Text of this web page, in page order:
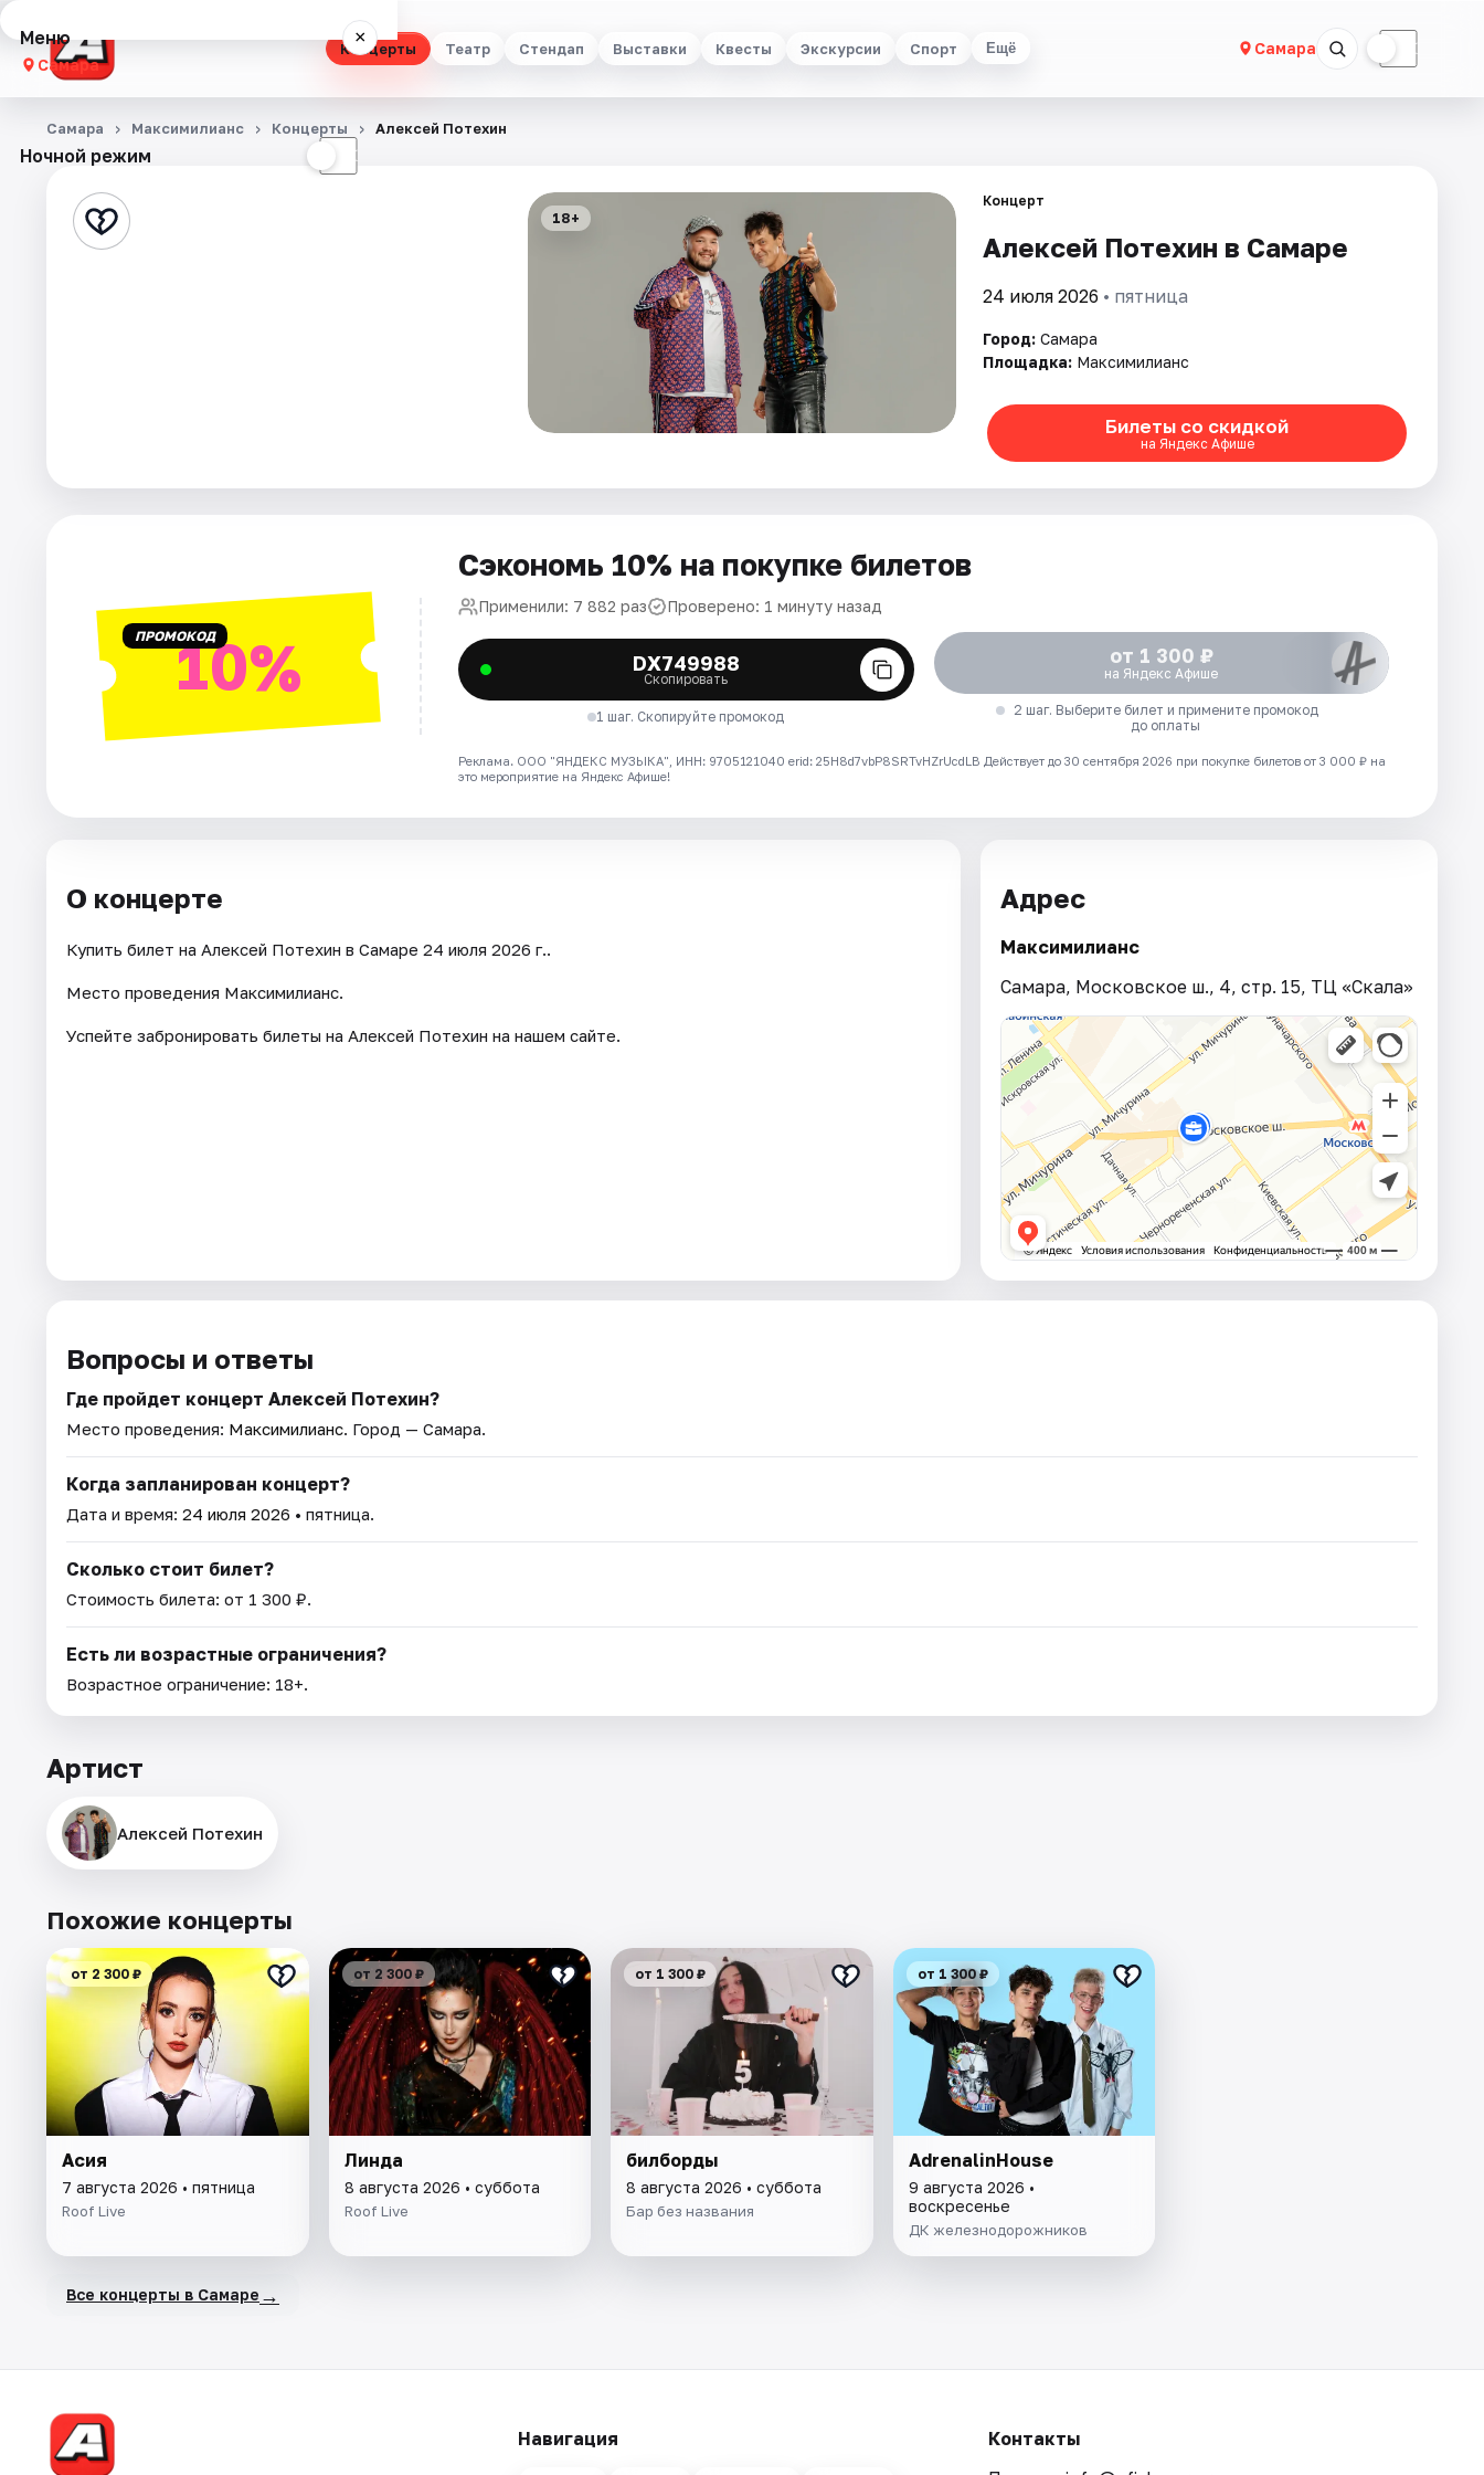
Концерты Театр Стендап Выставки Квесты Экскурсии Спорт Ещё Самара ☾
Меню ×
Самара
Концерты
Стендап
Площадки
Артисты
Рейтинги
Ночной режим ☾
Самара Максимилианс Концерты Алексей Потехин
18+
Концерт
Алексей Потехин в Самаре
24 июля 2026 • пятница
Город: Самара
Площадка: Максимилианс
Билеты со скидкой
на Яндекс Афише
ПРОМОКОД10%
Сэкономь 10% на покупке билетов
Применили: 7 882 раз Проверено: 1 минуту назад
DX749988
Скопировать
1 шаг. Скопируйте промокод
от 1 300 ₽
на Яндекс Афише
2 шаг. Выберите билет и примените промокод
до оплаты
Реклама. ООО "ЯНДЕКС МУЗЫКА", ИНН: 9705121040 erid: 25H8d7vbP8SRTvHZrUcdLB Действует до 30 сентября 2026 при покупке билетов от 3 000 ₽ на
это мероприятие на Яндекс Афише!
О концерте
Купить билет на Алексей Потехин в Самаре 24 июля 2026 г..
Место проведения Максимилианс.
Успейте забронировать билеты на Алексей Потехин на нашем сайте.
Адрес
Максимилианс
Самара, Московское ш., 4, стр. 15, ТЦ «Скала»
Вопросы и ответы
Где пройдет концерт Алексей Потехин?
Место проведения: Максимилианс. Город — Самара.
Когда запланирован концерт?
Дата и время: 24 июля 2026 • пятница.
Сколько стоит билет?
Стоимость билета: от 1 300 ₽.
Есть ли возрастные ограничения?
Возрастное ограничение: 18+.
Артист
Алексей Потехин
Похожие концерты
от 2 300 ₽
Асия
7 августа 2026 • пятница
Roof Live
от 2 300 ₽
Линда
8 августа 2026 • суббота
Roof Live
от 1 300 ₽
билборды
8 августа 2026 • суббота
Бар без названия
от 1 300 ₽
AdrenalinHouse
9 августа 2026 •
воскресенье
ДК железнодорожников
Все концерты в Самаре →
Навигация
Контакты